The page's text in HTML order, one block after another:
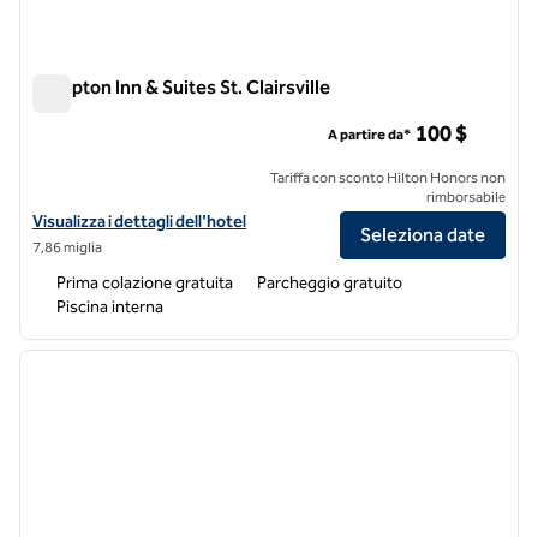
Hampton Inn & Suites St. Clairsville
Visualizza i dettagli dell'hotel Hampton Inn & Suites St. Clairsville
Visualizza i dettagli dell'hotel
7,86 miglia
A partire da* 100 $
Tariffa con sconto Hilton Honors non
rimborsabile
Seleziona date
Prima colazione gratuita
Parcheggio gratuito
Piscina interna
1 di 12